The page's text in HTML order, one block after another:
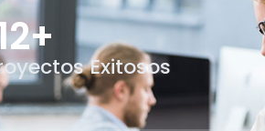
+
Exitosos